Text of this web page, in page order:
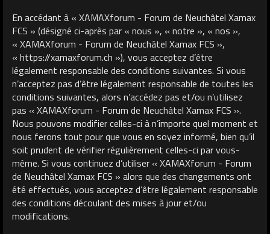
En accédant à « XAMAXforum - Forum de Neuchâtel Xamax
FCS » (désigné ci-après par « nous », « notre », « nos »,
« XAMAXforum - Forum de Neuchâtel Xamax FCS »,
« https://xamaxforum.ch »), vous acceptez d’être
légalement responsable des conditions suivantes. Si vous
n’acceptez pas d’être légalement responsable de toutes les
conditions suivantes, alors n’accédez pas et/ou n’utilisez
pas « XAMAXforum - Forum de Neuchâtel Xamax FCS ».
Nous pouvons modifier celles-ci à n’importe quel moment et
nous ferons tout pour que vous en soyez informé, bien qu’il
soit prudent de vérifier régulièrement celles-ci par vous-
même. Si vous continuez d’utiliser « XAMAXforum - Forum
de Neuchâtel Xamax FCS » alors que des changements ont
été effectués, vous acceptez d’être légalement responsable
des conditions découlant des mises à jour et/ou
modifications.